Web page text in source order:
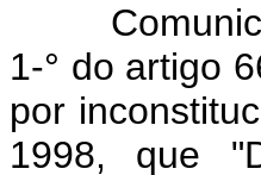
Comunico
1-° do artigo
por
1998, que